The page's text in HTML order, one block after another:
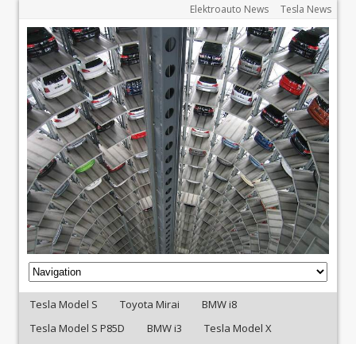
Elektroauto News Tesla News
Tesla Model S Toyota Mirai
BMW i8
Tesla Model S P85D
BMW i3
Tesla Model X